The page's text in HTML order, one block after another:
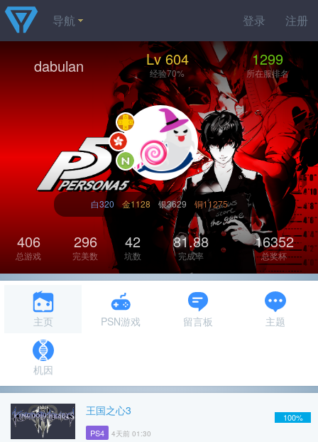
登录 注册
导航
dabulan Lv 604
经验70%
1299
所在服排名
白320 金1128 银3629 铜11275
406
总游戏
296
完美数
42
坑数
81.88
完成率
16352
总奖杯
主页 PSN游戏 留言板 主题
机因
王国之心3
PS4 4天前 01:30
100%